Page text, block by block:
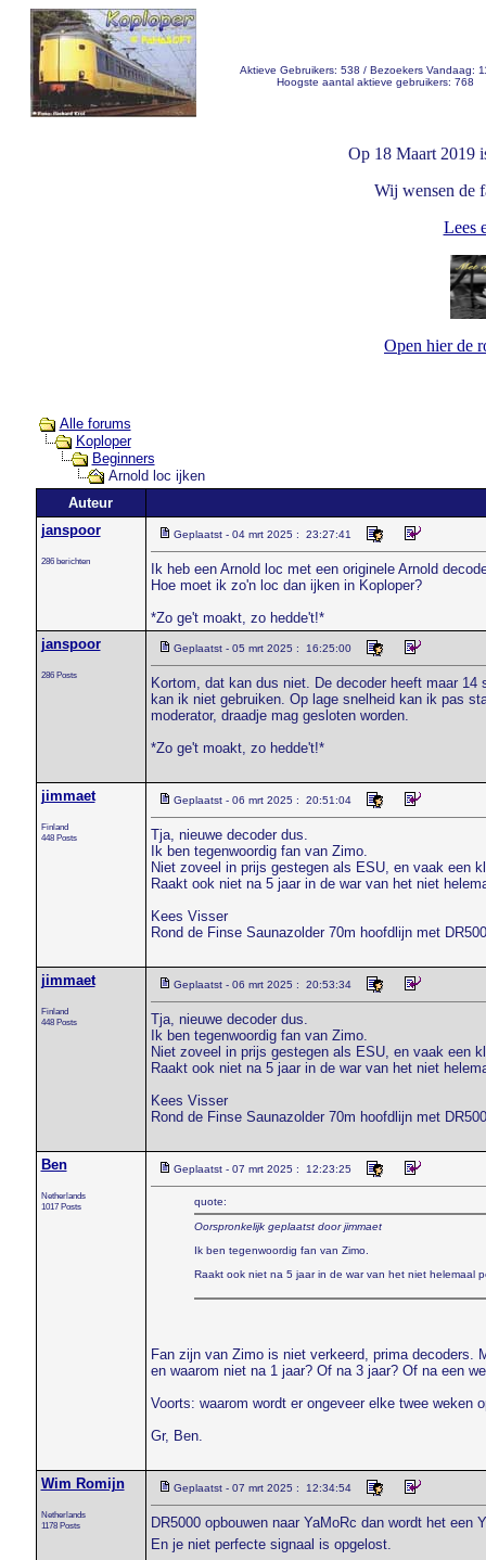
Aktieve Gebruikers: 538 / Bezoekers Vandaag:
Hoogste aantal aktieve gebruikers: 768
Op 18 Maart 2019
Wij wensen de
Lees
Open hier de
Alle forums
Koploper
Beginners
Arnold loc ijken
Auteur
janspoor
286 berichten
Geplaatst - 04 mrt 2025 : 23:27:41
Ik heb een Arnold loc met een originele Arnold
Hoe moet ik zo'n loc dan ijken in Koploper?
*Zo ge't moakt, zo hedde't!*
janspoor
286 Posts
Geplaatst - 05 mrt 2025 : 16:25:00
Kortom, dat kan dus niet. De decoder heeft maar
kan ik niet gebruiken. Op lage snelheid kan ik pas
moderator, draadje mag gesloten worden.
*Zo ge't moakt, zo hedde't!*
jimmaet
Finland
448 Posts
Geplaatst - 06 mrt 2025 : 20:51:04
Tja, nieuwe decoder dus.
Ik ben tegenwoordig fan van Zimo.
Niet zoveel in prijs gestegen als ESU, en vaak een
Raakt ook niet na 5 jaar in de war van het niet
Kees Visser
Rond de Finse Saunazolder 70m hoofdlijn met
jimmaet
Finland
448 Posts
Geplaatst - 06 mrt 2025 : 20:53:34
Tja, nieuwe decoder dus.
Ik ben tegenwoordig fan van Zimo.
Niet zoveel in prijs gestegen als ESU, en vaak een
Raakt ook niet na 5 jaar in de war van het niet
Kees Visser
Rond de Finse Saunazolder 70m hoofdlijn met
Ben
Netherlands
1017 Posts
Geplaatst - 07 mrt 2025 : 12:23:25
quote:
Oorspronkelijk geplaatst door jimmaet
Ik ben tegenwoordig fan van Zimo.
Raakt ook niet na 5 jaar in de war van het niet helemaal
Fan zijn van Zimo is niet verkeerd, prima decoders.
en waarom niet na 1 jaar? Of na 3 jaar? Of na een
Voorts: waarom wordt er ongeveer elke twee weken
Gr, Ben.
Wim Romijn
Netherlands
1178 Posts
Geplaatst - 07 mrt 2025 : 12:34:54
DR5000 opbouwen naar YaMoRc dan wordt het een
En je niet perfecte signaal is opgelost.